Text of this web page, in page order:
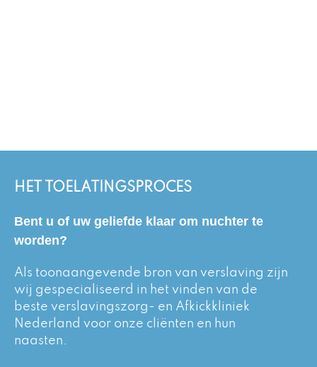
HET TOELATINGSPROCES
Bent u of uw geliefde klaar om nuchter te
worden?
Als toonaangevende bron van verslaving zijn
wij gespecialiseerd in het vinden van de
beste verslavingszorg- en Afkickkliniek
Nederland voor onze cliënten en hun
naasten.